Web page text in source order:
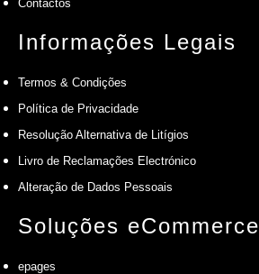
Contactos
Informações Legais
Termos & Condições
Política de Privacidade
Resolução Alternativa de Litígios
Livro de Reclamações Electrónico
Alteração de Dados Pessoais
Soluções eCommerce
epages